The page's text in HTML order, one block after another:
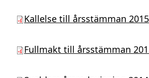
Kallelse till årsstämman 2015
Fullmakt till årsstämman